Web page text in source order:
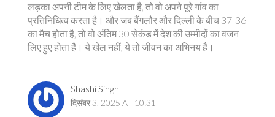
लड़का अपनी टीम के लिए खेलता है, तो वो अपने पूरे गांव का
प्रतिनिधित्व करता है। और जब बैंगलौर और दिल्ली के बीच 37-36
का मैच होता है, तो वो अंतिम 30 सेकंड में देश की उम्मीदों का वजन
लिए हुए होता है। ये खेल नहीं, ये तो जीवन का अभिनय है।
Shashi Singh
दिसंबर 3, 2025 AT 10:31